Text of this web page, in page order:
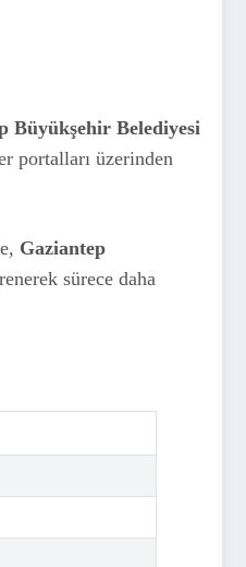
Büyükşehir Belediyesi
portalları üzerinden
Gaziantep
sürece daha